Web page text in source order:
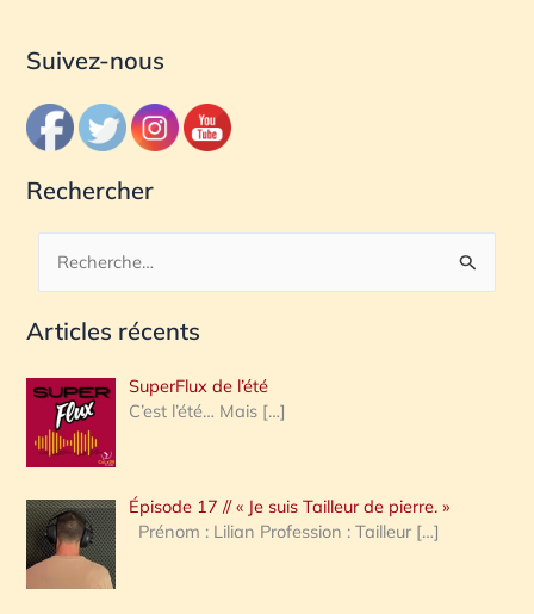
Suivez-nous
Rechercher
c
e
r
c
h
e
Articles récents
SuperFlux de l’été
C’est l’été… Mais […]
Épisode 17 // « Je suis Tailleur de pierre. »
Prénom : Lilian Profession : Tailleur […]